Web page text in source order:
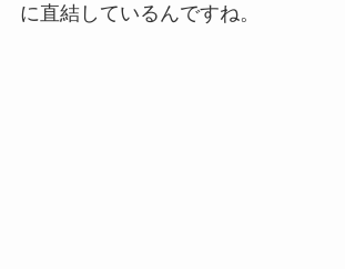
に直結しているんですね。